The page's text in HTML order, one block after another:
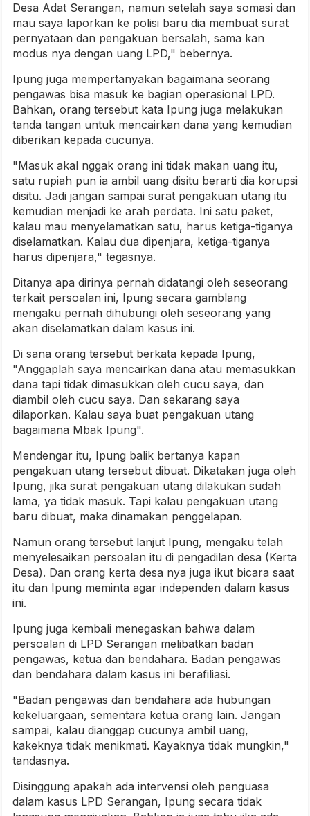
Desa Adat Serangan, namun setelah saya somasi dan
mau saya laporkan ke polisi baru dia membuat surat
pernyataan dan pengakuan bersalah, sama kan
modus nya dengan uang LPD," bebernya.
Ipung juga mempertanyakan bagaimana seorang
pengawas bisa masuk ke bagian operasional LPD.
Bahkan, orang tersebut kata Ipung juga melakukan
tanda tangan untuk mencairkan dana yang kemudian
diberikan kepada cucunya.
"Masuk akal nggak orang ini tidak makan uang itu,
satu rupiah pun ia ambil uang disitu berarti dia korupsi
disitu. Jadi jangan sampai surat pengakuan utang itu
kemudian menjadi ke arah perdata. Ini satu paket,
kalau mau menyelamatkan satu, harus ketiga-tiganya
diselamatkan. Kalau dua dipenjara, ketiga-tiganya
harus dipenjara," tegasnya.
Ditanya apa dirinya pernah didatangi oleh seseorang
terkait persoalan ini, Ipung secara gamblang
mengaku pernah dihubungi oleh seseorang yang
akan diselamatkan dalam kasus ini.
Di sana orang tersebut berkata kepada Ipung,
"Anggaplah saya mencairkan dana atau memasukkan
dana tapi tidak dimasukkan oleh cucu saya, dan
diambil oleh cucu saya. Dan sekarang saya
dilaporkan. Kalau saya buat pengakuan utang
bagaimana Mbak Ipung".
Mendengar itu, Ipung balik bertanya kapan
pengakuan utang tersebut dibuat. Dikatakan juga oleh
Ipung, jika surat pengakuan utang dilakukan sudah
lama, ya tidak masuk. Tapi kalau pengakuan utang
baru dibuat, maka dinamakan penggelapan.
Namun orang tersebut lanjut Ipung, mengaku telah
menyelesaikan persoalan itu di pengadilan desa (Kerta
Desa). Dan orang kerta desa nya juga ikut bicara saat
itu dan Ipung meminta agar independen dalam kasus
ini.
Ipung juga kembali menegaskan bahwa dalam
persoalan di LPD Serangan melibatkan badan
pengawas, ketua dan bendahara. Badan pengawas
dan bendahara dalam kasus ini berafiliasi.
"Badan pengawas dan bendahara ada hubungan
kekeluargaan, sementara ketua orang lain. Jangan
sampai, kalau dianggap cucunya ambil uang,
kakeknya tidak menikmati. Kayaknya tidak mungkin,"
tandasnya.
Disinggung apakah ada intervensi oleh penguasa
dalam kasus LPD Serangan, Ipung secara tidak